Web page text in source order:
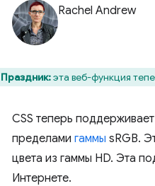
Rachel Andrew
Праздник:эта веб-функция
CSS теперь
пределами гаммы sRGB.
цвета из гаммы HD. Эта
Интернете.